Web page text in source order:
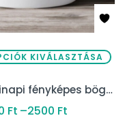
KIVÁLASZTÁSA
Szülinapi fényképes bögre
Ft –2500 Ft